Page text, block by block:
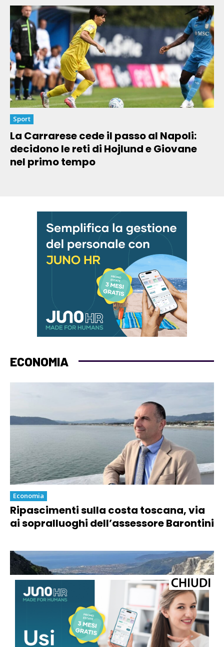
Sport
La Carrarese cede il passo al Napoli:
decidono le reti di Hojlund e Giovane
nel primo tempo
ECONOMIA
Economia
Ripascimenti sulla costa toscana, via
ai sopralluoghi dell’assessore Barontini